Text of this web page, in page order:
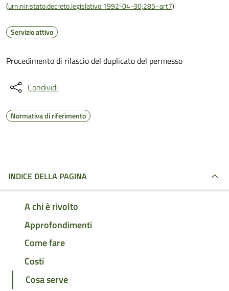
(urn:nir:stato:decreto.legislativo:1992-04-30;285~art7)
Servizio attivo
Procedimento di rilascio del duplicato del permesso
Condividi
Normativa di riferimento
INDICE DELLA PAGINA
A chi è rivolto
Approfondimenti
Come fare
Costi
Cosa serve